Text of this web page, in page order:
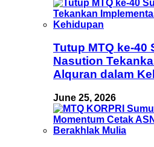
Tutup MTQ ke-40
Nasution
Alquran dalam
June 25, 2026